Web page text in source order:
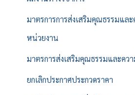
มาตรการการส่งเสริมคุณธรรมแล
หน่วยงาน
มาตรการส่งเสริมคุณธรรมและควา
ยกเลิกประกาศประกวดราคา